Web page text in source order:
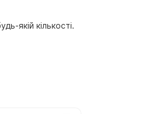
якій кількості.